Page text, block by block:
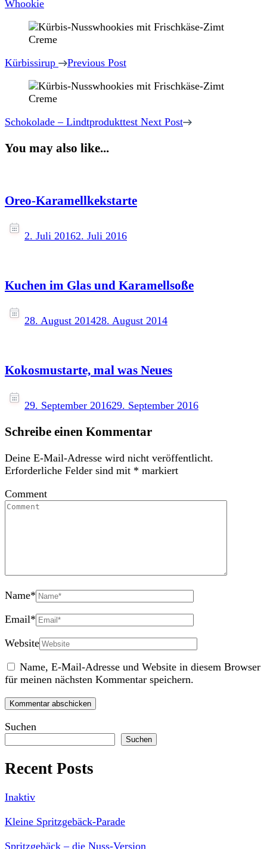
Whookie
Post
Navigation
Kürbissirup Previous Post
Schokolade – Lindtprodukttest Next Post
You may also like...
Oreo-Karamellkekstarte
2. Juli 20162. Juli 2016
Kuchen im Glas und Karamellsoße
28. August 201428. August 2014
Kokosmustarte, mal was Neues
29. September 201629. September 2016
Schreibe einen Kommentar
Deine E-Mail-Adresse wird nicht veröffentlicht.
Erforderliche Felder sind mit * markiert
Comment
Name*
Email*
Website
Name, E-Mail-Adresse und Website in diesem Browser
für meinen nächsten Kommentar speichern.
Suchen
Suchen
Recent Posts
Inaktiv
Kleine Spritzgebäck-Parade
Spritzgebäck – die Nuss-Version